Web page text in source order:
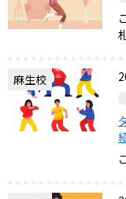
麻生校